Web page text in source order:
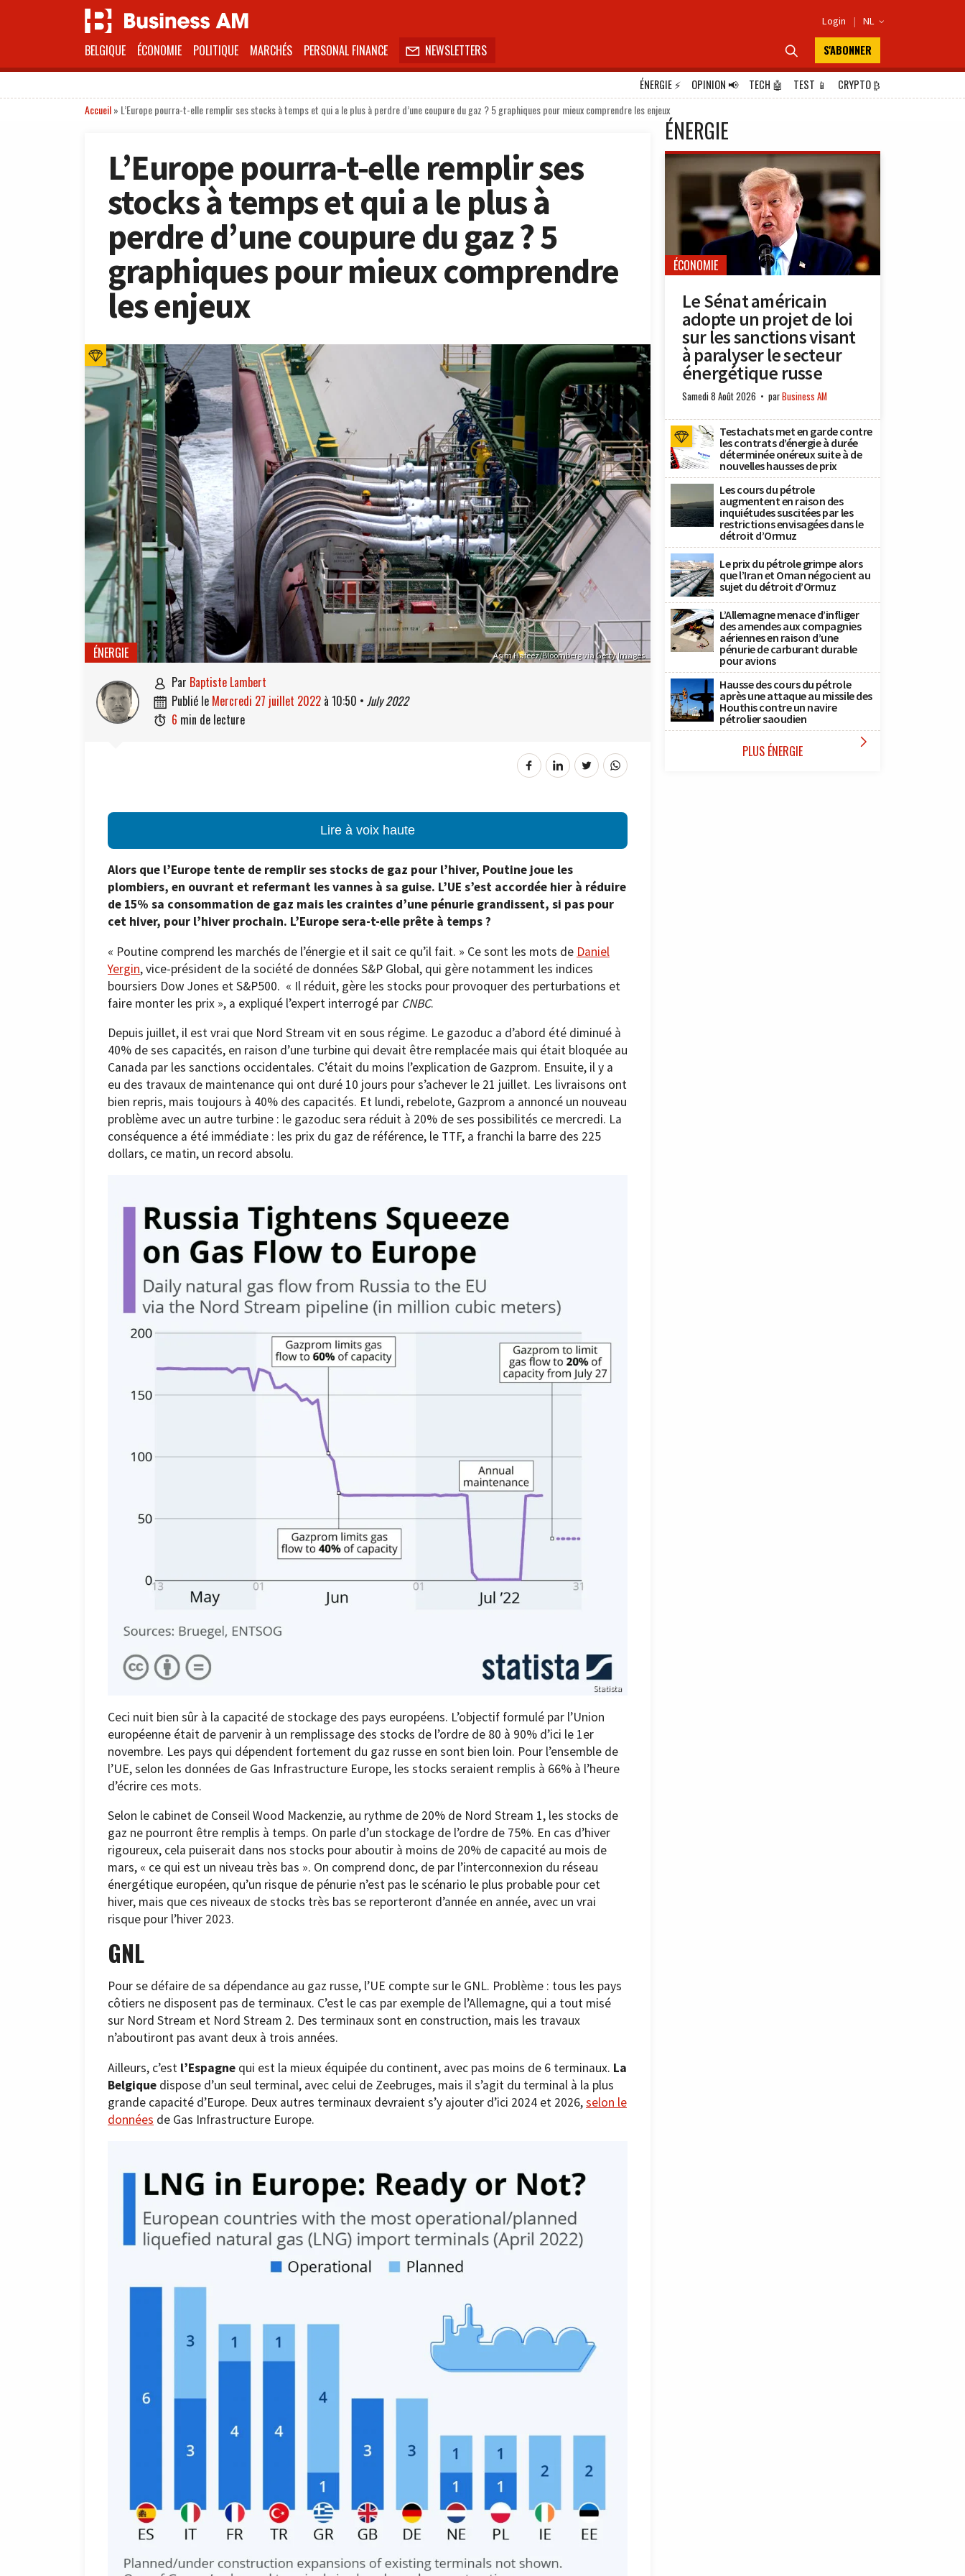
Login | NL 
BELGIQUE ÉCONOMIE POLITIQUE MARCHÉS PERSONAL FINANCE  NEWSLETTERS  S'ABONNER
ÉNERGIE⚡ OPINION📢 TECH 🤖 TEST 📱 CRYPTO₿
Accueil» L’Europe pourra-t-elle remplir ses stocks à temps et qui a le plus à perdre d’une coupure du gaz ? 5 graphiques pour mieux comprendre les enjeux
L’Europe pourra-t-elle remplir ses
stocks à temps et qui a le plus à
perdre d’une coupure du gaz ? 5
graphiques pour mieux comprendre
les enjeux
Asim Hafeez/Bloomberg via Getty Images
ÉNERGIE
 par Baptiste Lambert
 publié le mercredi 27 juillet 2022 à 10:50 • July 2022
 6 min de lecture
Lire à voix haute
Alors que l’Europe tente de remplir ses stocks de gaz pour l’hiver, Poutine joue les
plombiers, en ouvrant et refermant les vannes à sa guise. L’UE s’est accordée hier à réduire
de 15% sa consommation de gaz mais les craintes d’une pénurie grandissent, si pas pour
cet hiver, pour l’hiver prochain. L’Europe sera-t-elle prête à temps ?
« Poutine comprend les marchés de l’énergie et il sait ce qu’il fait. » Ce sont les mots de Daniel
Yergin, vice-président de la société de données S&P Global, qui gère notamment les indices
boursiers Dow Jones et S&P500. « Il réduit, gère les stocks pour provoquer des perturbations et
faire monter les prix », a expliqué l’expert interrogé par CNBC.
Depuis juillet, il est vrai que Nord Stream vit en sous régime. Le gazoduc a d’abord été diminué à
40% de ses capacités, en raison d’une turbine qui devait être remplacée mais qui était bloquée au
Canada par les sanctions occidentales. C’était du moins l’explication de Gazprom. Ensuite, il y a
eu des travaux de maintenance qui ont duré 10 jours pour s’achever le 21 juillet. Les livraisons ont
bien repris, mais toujours à 40% des capacités. Et lundi, rebelote, Gazprom a annoncé un nouveau
problème avec un autre turbine : le gazoduc sera réduit à 20% de ses possibilités ce mercredi. La
conséquence a été immédiate : les prix du gaz de référence, le TTF, a franchi la barre des 225
dollars, ce matin, un record absolu.
Statista
Ceci nuit bien sûr à la capacité de stockage des pays européens. L’objectif formulé par l’Union
européenne était de parvenir à un remplissage des stocks de l’ordre de 80 à 90% d’ici le 1er
novembre. Les pays qui dépendent fortement du gaz russe en sont bien loin. Pour l’ensemble de
l’UE, selon les données de Gas Infrastructure Europe, les stocks seraient remplis à 66% à l’heure
d’écrire ces mots.
Selon le cabinet de Conseil Wood Mackenzie, au rythme de 20% de Nord Stream 1, les stocks de
gaz ne pourront être remplis à temps. On parle d’un stockage de l’ordre de 75%. En cas d’hiver
rigoureux, cela puiserait dans nos stocks pour aboutir à moins de 20% de capacité au mois de
mars, « ce qui est un niveau très bas ». On comprend donc, de par l’interconnexion du réseau
énergétique européen, qu’un risque de pénurie n’est pas le scénario le plus probable pour cet
hiver, mais que ces niveaux de stocks très bas se reporteront d’année en année, avec un vrai
risque pour l’hiver 2023.
GNL
Pour se défaire de sa dépendance au gaz russe, l’UE compte sur le GNL. Problème : tous les pays
côtiers ne disposent pas de terminaux. C’est le cas par exemple de l’Allemagne, qui a tout misé
sur Nord Stream et Nord Stream 2. Des terminaux sont en construction, mais les travaux
n’aboutiront pas avant deux à trois années.
Ailleurs, c’est l’Espagne qui est la mieux équipée du continent, avec pas moins de 6 terminaux. La
Belgique dispose d’un seul terminal, avec celui de Zeebruges, mais il s’agit du terminal à la plus
grande capacité d’Europe. Deux autres terminaux devraient s’y ajouter d’ici 2024 et 2026,selon le
données de Gas Infrastructure Europe.
ÉNERGIE
ÉCONOMIE
Le Sénat américain
adopte un projet de loi
sur les sanctions visant
à paralyser le secteur
énergétique russe
Samedi 8 Août 2026 parBusiness AM
Testachats met en garde contre
les contrats d’énergie à durée
déterminée onéreux suite à de
nouvelles hausses de prix
Les cours du pétrole
augmentent en raison des
inquiétudes suscitées par les
restrictions envisagées dans le
détroit d’Ormuz
Le prix du pétrole grimpe alors
que l’Iran et Oman négocient au
sujet du détroit d’Ormuz
L’Allemagne menace d’infliger
des amendes aux compagnies
aériennes en raison d’une
pénurie de carburant durable
pour avions
Hausse des cours du pétrole
après une attaque au missile des
Houthis contre un navire
pétrolier saoudien
PLUS ÉNERGIE 